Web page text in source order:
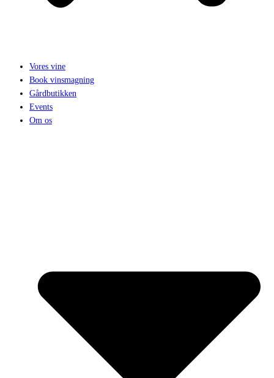
Vores vine
Book vinsmagning
Gårdbutikken
Events
Om os